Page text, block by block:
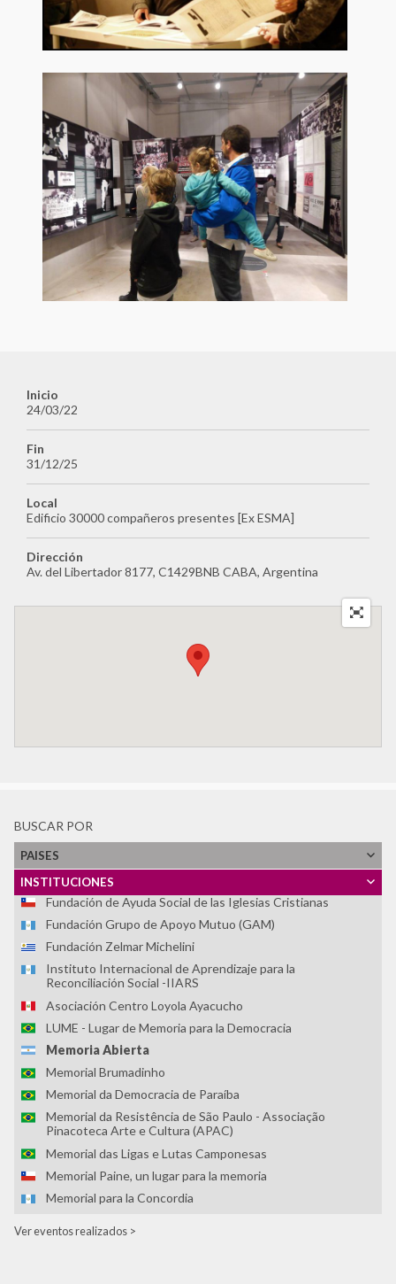
Inicio
24/03/22
Fin
31/12/25
Local
Edificio 30000 compañeros presentes [Ex ESMA]
Dirección
Av. del Libertador 8177, C1429BNB CABA, Argentina
BUSCAR POR
PAISES
INSTITUCIONES
Tlaxcoaque. Sitio de Memoria
Red de Sitios de Memoria Latinoamericanos y Caribeños
Archivo Provincial de la Memoria de Córdoba
Asociación Caminos de la Memoria
Asociación de Familiares de Detenidos Desaparecidos y
Mártires por la Liberación Nacional (ASOFAMD)
Asociación Nacional de Familiares de Secuestrados,
Detenidos y Desaparecidos del Perú (ANFASEP)
Asociación Paz y Esperanza
Asociación por la Memoria y los Derechos Humanos
"Colonia Dignidad"
Casa do Povo
Centro Cultural Museo de la Memoria - MUME
Centro Cultural Museo y Memoria de Neltume
Centro de la Memoria Monseñor Juan Gerardi
Centro de Memoria, Paz y Reconciliación
Centro para la Acción Legal en Derechos Humanos -
CALDH
Centro Universitário Maria Antonia da Universidade de São
Paulo
Colectivo Todxs Somos Jorge y Javier
Corporación de Memoria y Cultura de Puchuncaví
Estadio Nacional
Faro de la Memoria
Fundación 1367- Casa Memoria José Domingo Cañas
Fundación de Ayuda Social de las Iglesias Cristianas
Fundación Grupo de Apoyo Mutuo (GAM)
Fundación Zelmar Michelini
Instituto Internacional de Aprendizaje para la
Reconciliación Social -IIARS
Asociación Centro Loyola Ayacucho
LUME - Lugar de Memoria para la Democracia
Memoria Abierta
Memorial Brumadinho
Memorial da Democracia de Paraíba
Memorial da Resistência de São Paulo - Associação
Pinacoteca Arte e Cultura (APAC)
Memorial das Ligas e Lutas Camponesas
Memorial Paine, un lugar para la memoria
Memorial para la Concordia
Ver eventos realizados >